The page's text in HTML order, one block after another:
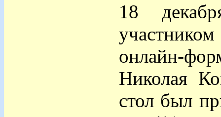
18
онлайн-
Николая
стол был